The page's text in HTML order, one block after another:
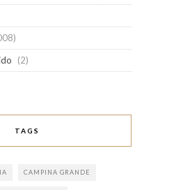
(2)
TAGS
CAMPINA GRANDE